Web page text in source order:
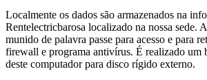
Localmente os dados são armazenados na
Rentelectricbarosa localizado na nossa sede.
munido de palavra passe para acesso e para
firewall e programa antivírus. É realizado um
deste computador para disco rígido externo.